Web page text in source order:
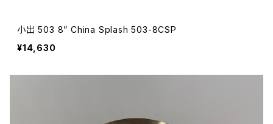
小出 503 8” China Splash 503-8CSP
¥14,630